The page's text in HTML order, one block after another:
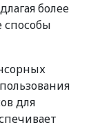
более
для